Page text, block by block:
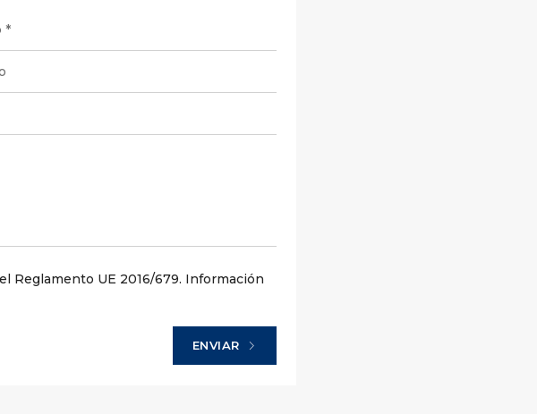
Reglamento UE 2016/679. Información
ENVIAR